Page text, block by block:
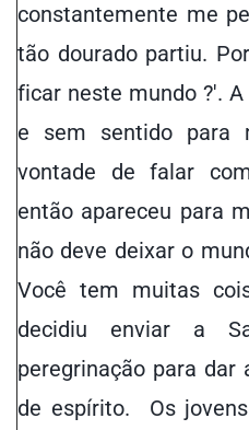
constantemente me
tão dourado partiu.
ficar neste mundo ?'.
e sem sentido para
vontade de falar
então apareceu para
não deve deixar o
Você tem muitas
decidiu enviar a
peregrinação para dar
de espírito. Os